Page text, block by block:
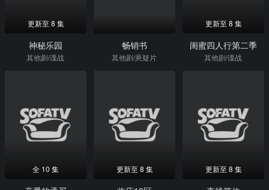
更新至 8 集
神秘乐园
其他剧/谍战
畅销书
其他剧/悬疑片
更新至 8 集
闺蜜四人行第二季
其他剧/谍战
全 10 集 更新至 8 集 更新至 8 集